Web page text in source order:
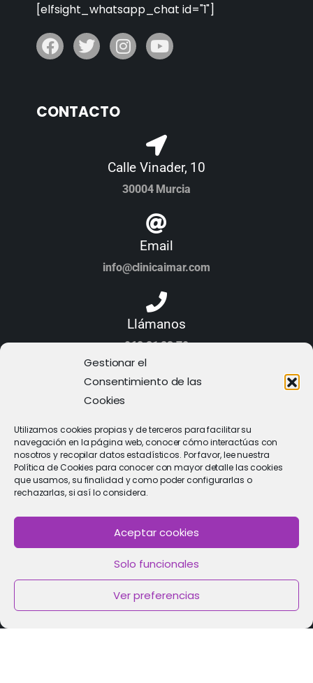
Gestionar el
Consentimiento de las
Cookies
Utilizamos cookies propias y de terceros para facilitar su
navegación en la página web, conocer cómo interactúas con
nosotros y recopilar datos estadísticos. Por favor, lee nuestra
Política de Cookies para conocer con mayor detalle las cookies
que usamos, su finalidad y como poder configurarlas o
rechazarlas, si así lo considera.
Aceptar cookies
Solo funcionales
Ver preferencias
[elfsight_whatsapp_chat id="1"]
CONTACTO
Calle Vinader, 10
30004 Murcia
Email
info@clinicaimar.com
Llámanos
968 21 23 70
PIDE CITA
Solicitar cita con un especialista